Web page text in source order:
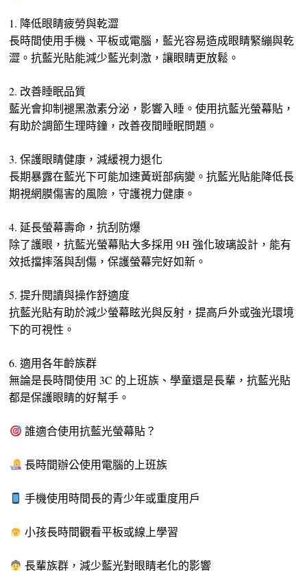
1. 降低眼睛疲勞與乾澀
長時間使用手機、平板或電腦，藍光容易造成眼睛緊繃與乾
澀。抗藍光貼能減少藍光刺激，讓眼睛更放鬆。
2. 改善睡眠品質
藍光會抑制褪黑激素分泌，影響入睡。使用抗藍光螢幕貼，
有助於調節生理時鐘，改善夜間睡眠問題。
3. 保護眼睛健康，減緩視力退化
長期暴露在藍光下可能加速黃斑部病變。抗藍光貼能降低長
期視網膜傷害的風險，守護視力健康。
4. 延長螢幕壽命，抗刮防爆
除了護眼，抗藍光螢幕貼大多採用 9H 強化玻璃設計，能有
效抵擋摔落與刮傷，保護螢幕完好如新。
5. 提升閱讀與操作舒適度
抗藍光貼有助於減少螢幕眩光與反射，提高戶外或強光環境
下的可視性。
6. 適用各年齡族群
無論是長時間使用 3C 的上班族、學童還是長輩，抗藍光貼
都是保護眼睛的好幫手。
誰適合使用抗藍光螢幕貼？
長時間辦公使用電腦的上班族
手機使用時間長的青少年或重度用戶
小孩長時間觀看平板或線上學習
長輩族群，減少藍光對眼睛老化的影響